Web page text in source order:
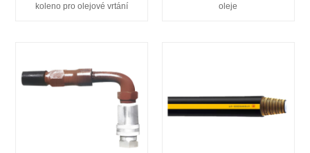
koleno pro olejové vrtání
oleje